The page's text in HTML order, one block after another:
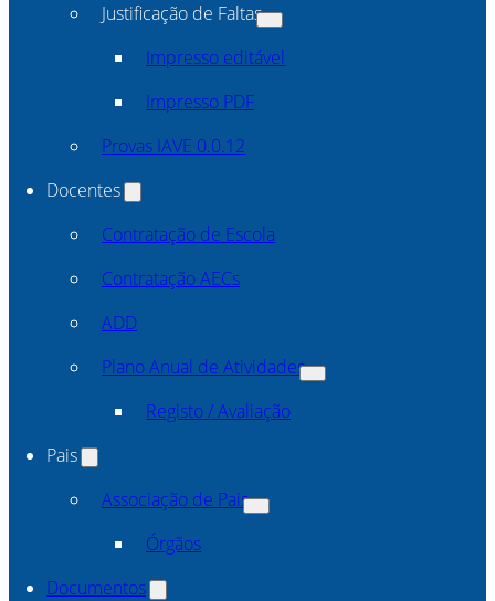
Justificação de Faltas
Impresso editável
Impresso PDF
Provas IAVE 0.0.12
Docentes
Contratação de Escola
Contratação AECs
ADD
Plano Anual de Atividades
Registo / Avaliação
Pais
Associação de Pais
Órgãos
Documentos